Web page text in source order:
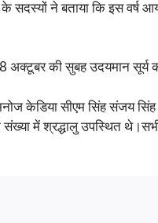
ने बताया कि इस वर्ष
की सुबह उदयमान सूर्य
केडिया सीएम सिंह संजय सिंह
में श्रद्धालु उपस्थित